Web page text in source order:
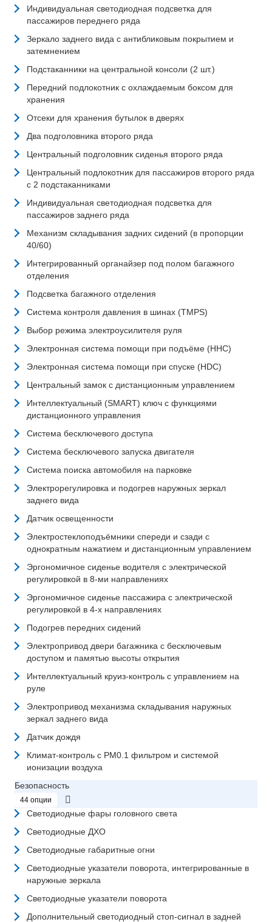
Индивидуальная светодиодная подсветка для
пассажиров переднего ряда
Зеркало заднего вида с антибликовым покрытием и
затемнением
Подстаканники на центральной консоли (2 шт.)
Передний подлокотник с охлаждаемым боксом для
хранения
Отсеки для хранения бутылок в дверях
Два подголовника второго ряда
Центральный подголовник сиденья второго ряда
Центральный подлокотник для пассажиров второго ряда
с 2 подстаканниками
Индивидуальная светодиодная подсветка для
пассажиров заднего ряда
Механизм складывания задних сидений (в пропорции
40/60)
Интегрированный органайзер под полом багажного
отделения
Подсветка багажного отделения
Система контроля давления в шинах (TMPS)
Выбор режима электроусилителя руля
Электронная система помощи при подъёме (HHC)
Электронная система помощи при спуске (HDC)
Центральный замок с дистанционным управлением
Интеллектуальный (SMART) ключ с функциями
дистанционного управления
Система бесключевого доступа
Система бесключевого запуска двигателя
Система поиска автомобиля на парковке
Электрорегулировка и подогрев наружных зеркал
заднего вида
Датчик освещенности
Электростеклоподъёмники спереди и сзади с
однократным нажатием и дистанционным управлением
Эргономичное сиденье водителя с электрической
регулировкой в 8-ми направлениях
Эргономичное сиденье пассажира с электрической
регулировкой в 4-х направлениях
Подогрев передних сидений
Электропривод двери багажника с бесключевым
доступом и памятью высоты открытия
Интеллектуальный круиз-контроль с управлением на
руле
Электропривод механизма складывания наружных
зеркал заднего вида
Датчик дождя
Климат-контроль с PM0.1 фильтром и системой
ионизации воздуха
Безопасность
44 опции
Светодиодные фары головного света
Светодиодные ДХО
Светодиодные габаритные огни
Светодиодные указатели поворота, интегрированные в
наружные зеркала
Светодиодные указатели поворота
Дополнительный светодиодный стоп-сигнал в задней